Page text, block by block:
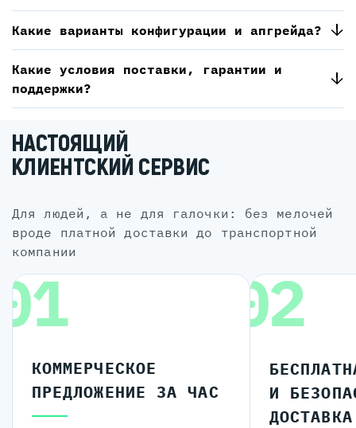
Какие варианты конфигурации и апгрейда?
Какие условия поставки, гарантии и
поддержки?
НАСТОЯЩИЙ
КЛИЕНТСКИЙ СЕРВИС
для людей, а не для галочки: без мелочей
вроде платной доставки до транспортной
компании
КОММЕРЧЕСКОЕ
ПРЕДЛОЖЕНИЕ ЗА ЧАС
02
И
ДОСТАВКА